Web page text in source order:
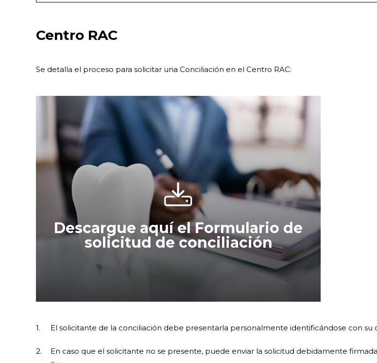
Centro RAC
Se detalla el proceso para solicitar una Conciliación en el Centro RAC:
Descargue aquí el Formulario de
solicitud de conciliación
El solicitante de la conciliación debe presentarla personalmente identificándose con su
En caso que el solicitante no se presente, puede enviar la solicitud debidamente